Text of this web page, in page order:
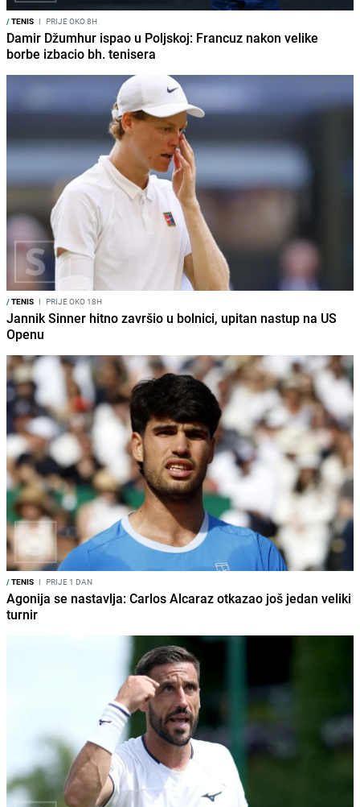
/TENIS I PRIJE OKO 8H
Damir Džumhur ispao u Poljskoj: Francuz nakon velike
borbe izbacio bh. tenisera
/TENIS I PRIJE OKO 18H
Jannik Sinner hitno završio u bolnici, upitan nastup na US
Openu
/TENIS I PRIJE 1 DAN
Agonija se nastavlja: Carlos Alcaraz otkazao još jedan veliki
turnir